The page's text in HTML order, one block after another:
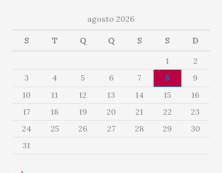
agosto 2026
S T Q Q S S D
1
2
3
4 5 6 7 8
9
10
11 12 13 14 15
16
17
18 19 20 21 22
23
24
25 26 27 28 29
30
31